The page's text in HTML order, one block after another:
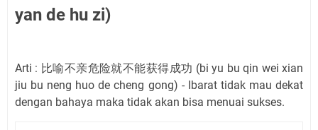
yan de hu zi)
Arti : 比喻不亲危险就不能获得成功 (bi yu bu qin wei xian
jiu bu neng huo de cheng gong) - Ibarat tidak mau dekat
dengan bahaya maka tidak akan bisa menuai sukses.